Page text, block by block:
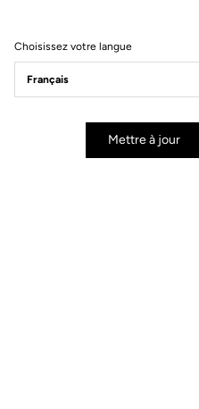
Race
Choisissez votre langue
Mettre à jour